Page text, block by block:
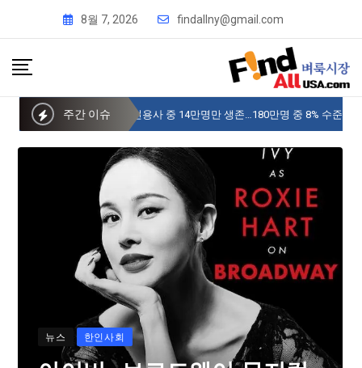
8월 7, 2026 findallny@gmail.com
주간 이슈 사이버 한국외국어대 미주글로벌센터 뉴욕
뉴스 한인사회